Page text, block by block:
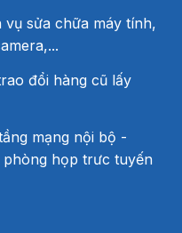
sửa chữa máy tính,
đổi hàng cũ lấy
mạng nội bộ -
họp trưc tuyến